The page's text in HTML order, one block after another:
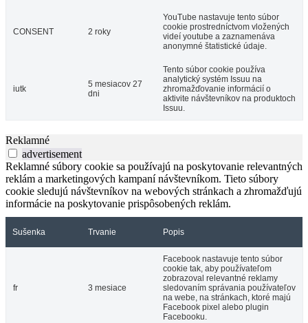
CONSENT 2 roky
YouTube nastavuje tento súbor
cookie prostredníctvom vložených
videí youtube a zaznamenáva
anonymné štatistické údaje.
iutk
5 mesiacov 27
dni
Tento súbor cookie používa
analytický systém Issuu na
zhromažďovanie informácií o
aktivite návštevníkov na produktoch
Issuu.
Reklamné
advertisement
Reklamné súbory cookie sa používajú na poskytovanie relevantných
reklám a marketingových kampaní návštevníkom. Tieto súbory
cookie sledujú návštevníkov na webových stránkach a zhromažďujú
informácie na poskytovanie prispôsobených reklám.
Sušenka Trvanie Popis
fr 3 mesiace
Facebook nastavuje tento súbor
cookie tak, aby používateľom
zobrazoval relevantné reklamy
sledovaním správania používateľov
na webe, na stránkach, ktoré majú
Facebook pixel alebo plugin
Facebooku.